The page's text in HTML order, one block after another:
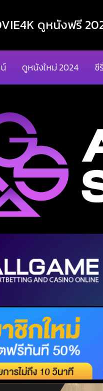
ดูหนังฟรี
ดูหนังใหม่ 2024 ซี